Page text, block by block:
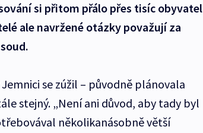
si přitom přálo přes tisíc obyvatel
ale navržené otázky považují za
se zúžil – původně plánovala
stejný. „Není ani důvod, aby tady byl
několikanásobně větší